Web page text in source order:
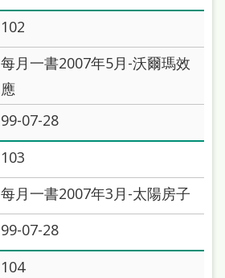
102
每月一書2007年5月-沃爾瑪效
應
99-07-28
103
每月一書2007年3月-太陽房子
99-07-28
104